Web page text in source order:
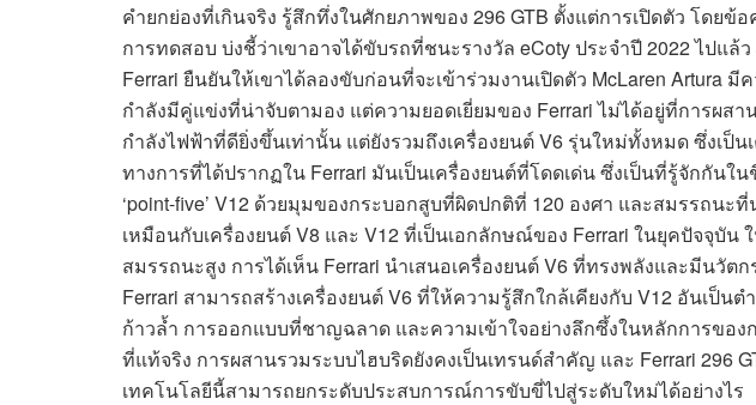
คำยกย่องที่เกินจริง รู้สึกทึ่งในศักยภาพของ 296 GTB ตั้งแต่การเปิดตัว โดยข้
การทดสอบ บ่งชี้ว่าเขาอาจได้ขับรถที่ชนะรางวัล eCoty ประจำปี 2022 ไปแล้
Ferrari ยืนยันให้เขาได้ลองขับก่อนที่จะเข้าร่วมงานเปิดตัว McLaren Artura
กำลังมีคู่แข่งที่น่าจับตามอง แต่ความยอดเยี่ยมของ Ferrari ไม่ได้อยู่ที่การผส
กำลังไฟฟ้าที่ดียิ่งขึ้นเท่านั้น แต่ยังรวมถึงเครื่องยนต์ V6 รุ่นใหม่ทั้งหมด ซึ่งเป็น
ทางการที่ได้ปรากฏใน Ferrari มันเป็นเครื่องยนต์ที่โดดเด่น ซึ่งเป็นที่รู้จักกันใน
‘point-five’ V12 ด้วยมุมของกระบอกสูบที่ผิดปกติที่ 120 องศา และสมรรถนะ
เหมือนกับเครื่องยนต์ V8 และ V12 ที่เป็นเอกลักษณ์ของ Ferrari ในยุคปัจจุบัน
สมรรถนะสูง การได้เห็น Ferrari นำเสนอเครื่องยนต์ V6 ที่ทรงพลังและมีนวัต
Ferrari สามารถสร้างเครื่องยนต์ V6 ที่ให้ความรู้สึกใกล้เคียงกับ V12 อันเป็น
ก้าวล้ำ การออกแบบที่ชาญฉลาด และความเข้าใจอย่างลึกซึ้งในหลักการของ
ที่แท้จริง การผสานรวมระบบไฮบริดยังคงเป็นเทรนด์สำคัญ และ Ferrari 296
เทคโนโลยีนี้สามารถยกระดับประสบการณ์การขับขี่ไปสู่ระดับใหม่ได้อย่างไร